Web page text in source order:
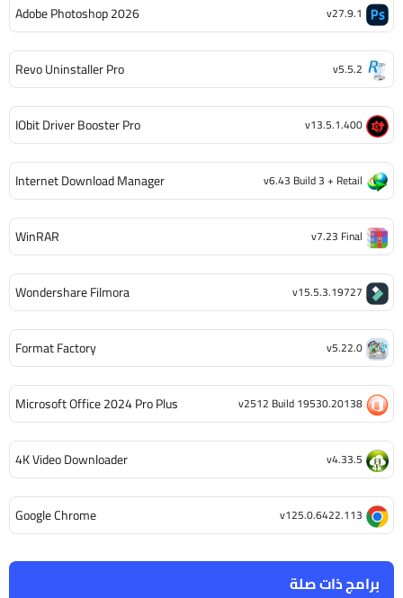
برامج ذات صلة
Adobe Photoshop 2026 v27.9.1
Revo Uninstaller Pro v5.5.2
IObit Driver Booster Pro v13.5.1.400
Internet Download Manager v6.43 Build 3 + Retail
WinRAR v7.23 Final
Wondershare Filmora v15.5.3.19727
Format Factory v5.22.0
Microsoft Office 2024 Pro Plus v2512 Build 19530.20138
4K Video Downloader v4.33.5
Google Chrome v125.0.6422.113